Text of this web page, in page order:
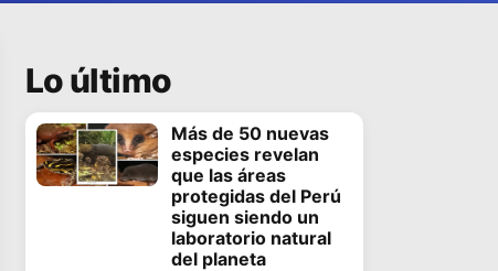
Lo último
Más de 50 nuevas
especies revelan
que las áreas
protegidas del Perú
siguen siendo un
laboratorio natural
del planeta